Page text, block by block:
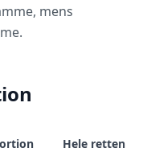
mens
Hele retten